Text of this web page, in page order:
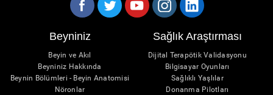
Beyniniz
Beyin ve Akıl
Beyniniz Hakkında
Beynin Bölümleri - Beyin Anatomisi
Nöronlar
Sağlık Araştırması
Dijital Terapötik Validasyonu
Bilgisayar Oyunları
Sağlıklı Yaşlılar
Donanma Pilotları